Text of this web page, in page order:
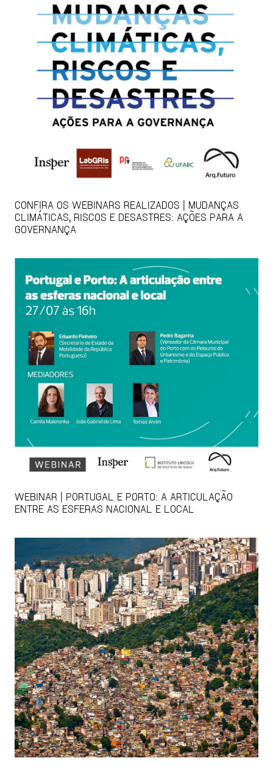
CONFIRA OS WEBINARS REALIZADOS | MUDANÇAS
CLIMÁTICAS, RISCOS E DESASTRES: AÇÕES PARA A
GOVERNANÇA
WEBINAR | PORTUGAL E PORTO: A ARTICULAÇÃO
ENTRE AS ESFERAS NACIONAL E LOCAL